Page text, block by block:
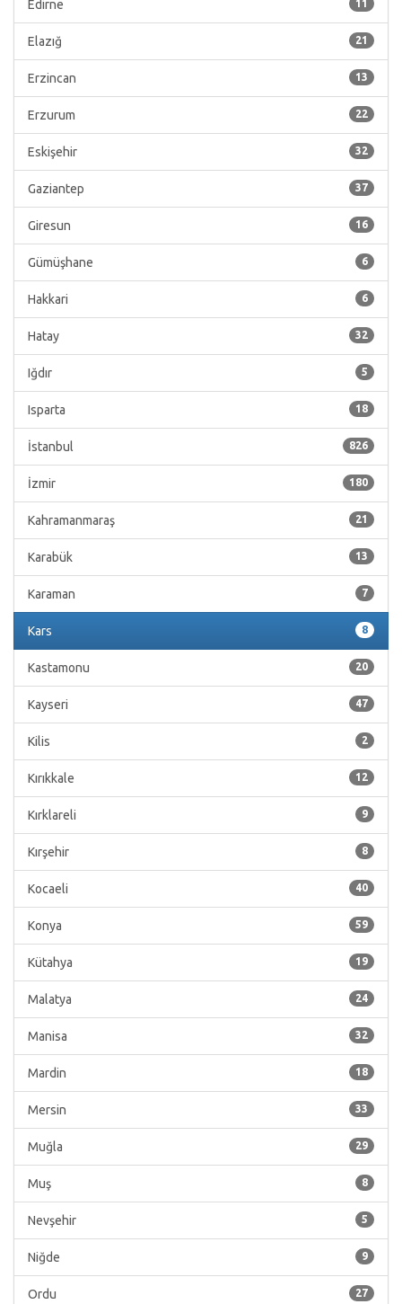
11
Edirne
21
Elazığ
13
Erzincan
22
Erzurum
32
Eskişehir
37
Gaziantep
16
Giresun
6
Gümüşhane
6
Hakkari
32
Hatay
5
Iğdır
18
Isparta
826
İstanbul
180
İzmir
21
Kahramanmaraş
13
Karabük
7
Karaman
8
Kars
20
Kastamonu
47
Kayseri
2
Kilis
12
Kırıkkale
9
Kırklareli
8
Kırşehir
40
Kocaeli
59
Konya
19
Kütahya
24
Malatya
32
Manisa
18
Mardin
33
Mersin
29
Muğla
8
Muş
5
Nevşehir
9
Niğde
27
Ordu